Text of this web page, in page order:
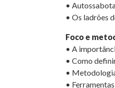
•
• Os ladrões
Foco e
• A
• Como
•
•